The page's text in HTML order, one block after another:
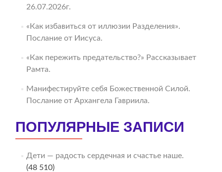
26.07.2026г.
«Как избавиться от иллюзии Разделения».
Послание от Иисуса.
«Как пережить предательство?» Рассказывает
Рамта.
Манифестируйте себя Божественной Силой.
Послание от Архангела Гавриила.
ПОПУЛЯРНЫЕ ЗАПИСИ
Дети — радость сердечная и счастье наше.
(48 510)